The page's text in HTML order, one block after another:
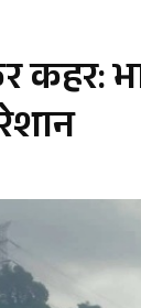
कहर: